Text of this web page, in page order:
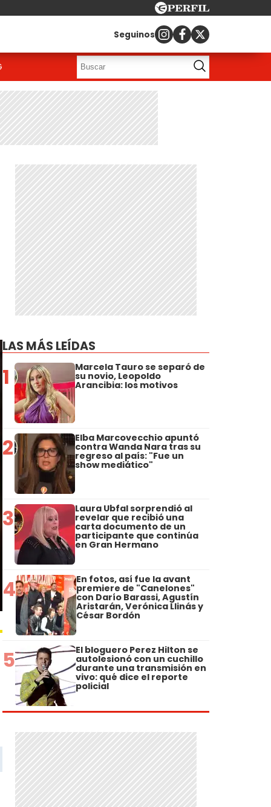
Seguinos
LAS MÁS LEÍDAS
1 Marcela Tauro se separó de
su novio, Leopoldo
Arancibia: los motivos
2 Elba Marcovecchio apuntó
contra Wanda Nara tras su
regreso al país: "Fue un
show mediático"
3 Laura Ubfal sorprendió al
revelar que recibió una
carta documento de un
participante que continúa
en Gran Hermano
4 En fotos, así fue la avant
premiere de "Canelones"
con Darío Barassi, Agustín
Aristarán, Verónica Llinás y
César Bordón
5 El bloguero Perez Hilton se
autolesionó con un cuchillo
durante una transmisión en
vivo: qué dice el reporte
policial